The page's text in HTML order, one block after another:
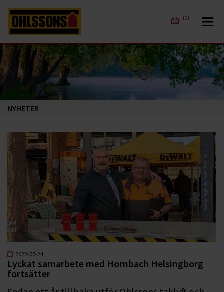
(0)
NYHETER
2022-05-24
Lyckat samarbete med Hornbach Helsingborg
fortsätter